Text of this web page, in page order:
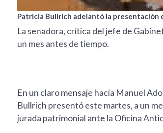
Patricia Bullrich adelantó la presentación
La senadora, crítica del jefe de
un mes antes de tiempo.
En un claro mensaje hacia Manuel
Bullrich presentó este martes, a un
jurada patrimonial ante la Oficina